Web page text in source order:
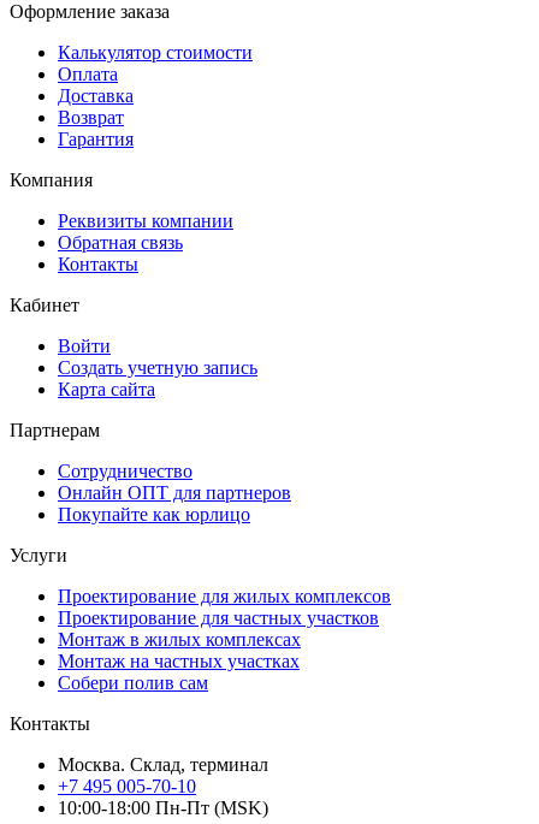
Оформление заказа
Калькулятор стоимости
Оплата
Доставка
Возврат
Гарантия
Компания
Реквизиты компании
Обратная связь
Контакты
Кабинет
Войти
Создать учетную запись
Карта сайта
Партнерам
Сотрудничество
Онлайн ОПТ для партнеров
Покупайте как юрлицо
Услуги
Проектирование для жилых комплексов
Проектирование для частных участков
Монтаж в жилых комплексах
Монтаж на частных участках
Собери полив сам
Контакты
Москва. Склад, терминал
+7 495 005-70-10
10:00-18:00 Пн-Пт (MSK)